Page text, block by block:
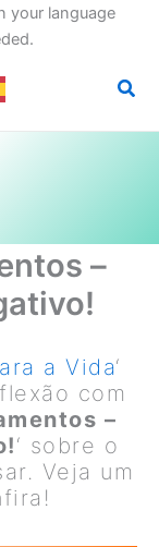
your language
–
a Vida‘
com
–
‘ sobre o
Veja um